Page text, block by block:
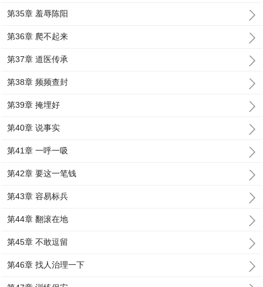
第35章 羞辱陈阳
第36章 爬不起来
第37章 道医传承
第38章 频频查封
第39章 掩埋好
第40章 说事实
第41章 一呼一吸
第42章 要这一笔钱
第43章 容易标兵
第44章 翻滚在地
第45章 不敢逗留
第46章 找人治理一下